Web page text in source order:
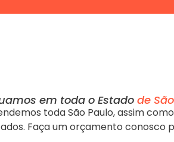
em toda o Estado de
toda São Paulo, assim
Faça um orçamento conosco